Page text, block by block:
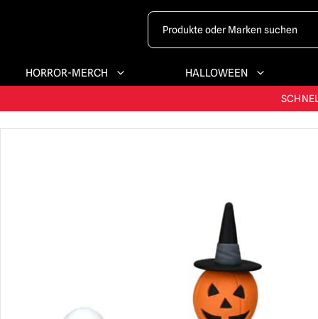
HORROR-MERCH HALLOWEENGRÖSSTES &